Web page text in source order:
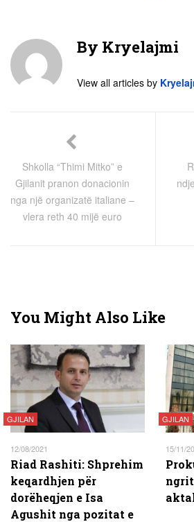
By Kryelajmi
View all articles by
Shkolla “Thimi Mitko” e
Gjilanit pranon donacionin
nga një organizatë italiane –
vlera reth 40 mijë euro
You Might Also Like
GJILAN
12/08/2021
Riad Rashiti: Shprehim
keqardhjen për
dorëheqjen e Isa
Agushit nga pozitat e
GJILAN
15/11/